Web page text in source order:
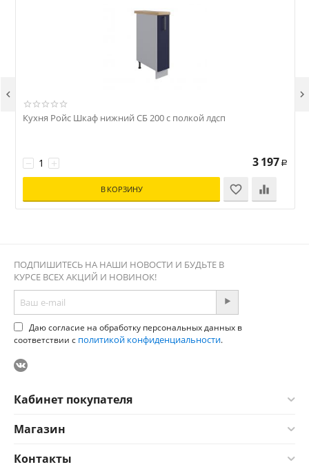
Кухня Ройс Шкаф нижний СБ 200 с полкой лдсп
+
− 3 197 Р
В КОРЗИНУ
 
ПОДПИШИТЕСЬ НА НАШИ НОВОСТИ И БУДЬТЕ В
КУРСЕ ВСЕХ АКЦИЙ И НОВИНОК!
Даю согласие на обработку персональных данных в
соответствии с политикой конфиденциальности.
Кабинет покупателя
Магазин
Контакты